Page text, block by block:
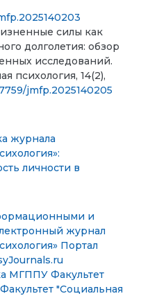
силы как
долголетия: обзор
исследований.
психология, 14(2),
jmfp.2025140205
журнала
личности в
и
журнал
Портал
МГППУ Факультет
Факультет "Социальная